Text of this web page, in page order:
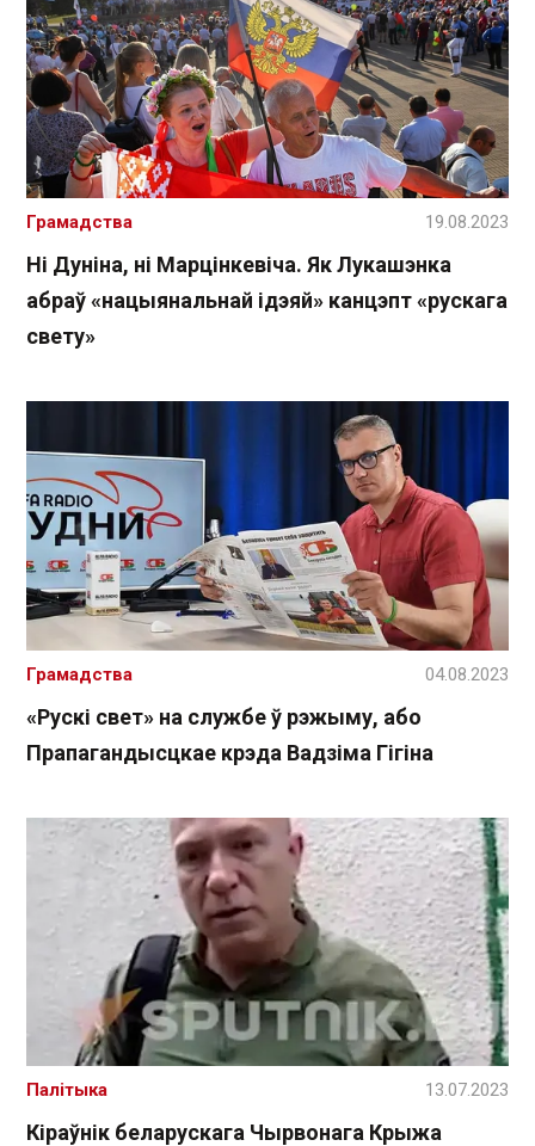
Ні Дуніна, ні Марцінкевіча. Як Лукашэнка
абраў «нацыянальнай ідэяй» канцэпт «рускага
свету»
Грамадства 19.08.2023
«Рускі свет» на службе ў рэжыму, або
Прапагандысцкае крэда Вадзіма Гігіна
Грамадства 04.08.2023
Кіраўнік беларускага Чырвонага Крыжа
Палітыка 13.07.2023